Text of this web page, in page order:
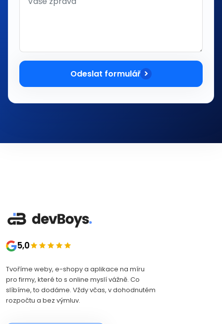
Odeslat formulář
5,0
Tvoříme weby, e-shopy a aplikace na míru
pro firmy, které to s online myslí vážně. Co
slíbíme, to dodáme. Vždy včas, v dohodnutém
rozpočtu a bez výmluv.